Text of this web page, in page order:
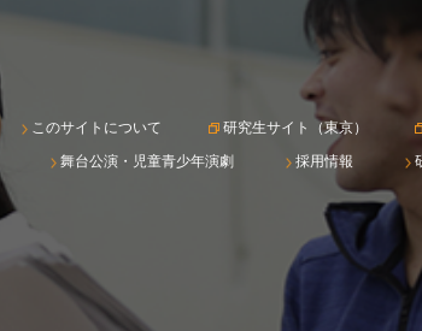
このサイトについて
研究生サイト（東京）
舞台公演・児童青少年演劇 採用情報